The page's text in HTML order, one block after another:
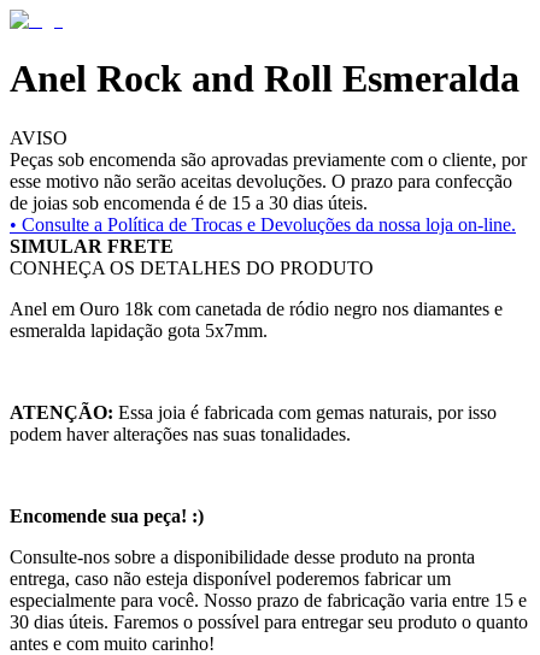
Anel Rock and Roll Esmeralda
AVISO
Peças sob encomenda são aprovadas previamente com o cliente, por
esse motivo não serão aceitas devoluções. O prazo para confecção
de joias sob encomenda é de 15 a 30 dias úteis.
• Consulte a Política de Trocas e Devoluções da nossa loja on-line.
SIMULAR FRETE
CONHEÇA OS DETALHES DO PRODUTO
Anel em Ouro 18k com canetada de ródio negro nos diamantes e
esmeralda lapidação gota 5x7mm.
ATENÇÃO: Essa joia é fabricada com gemas naturais, por isso
podem haver alterações nas suas tonalidades.
Encomende sua peça! :)
Consulte-nos sobre a disponibilidade desse produto na pronta
entrega, caso não esteja disponível poderemos fabricar um
especialmente para você. Nosso prazo de fabricação varia entre 15 e
30 dias úteis. Faremos o possível para entregar seu produto o quanto
antes e com muito carinho!